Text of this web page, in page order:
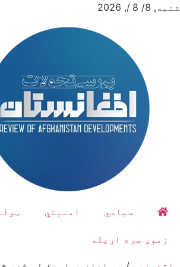
شنبه, 8/ 8 /, 2026
سیاسي امنیتي
زموږ سره اړیکه